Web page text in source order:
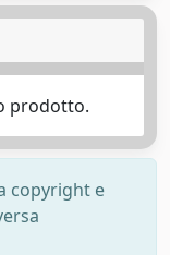
prodotto.
copyright e